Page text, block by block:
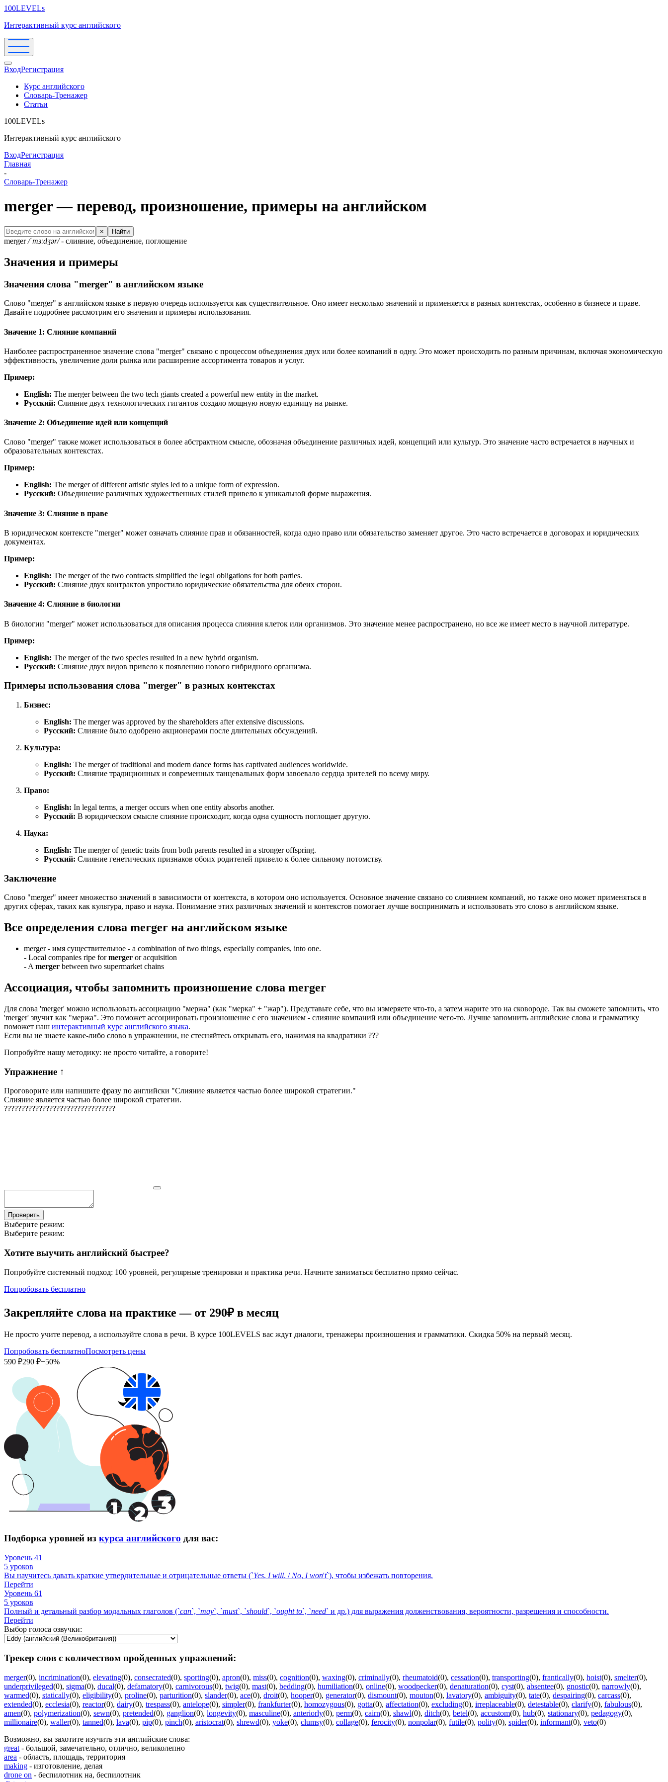
100LEVELs
Интерактивный курс английского
ВходРегистрация
Курс английского
Словарь-Тренажер
Статьи
100LEVELs
Интерактивный курс английского
ВходРегистрация
Главная
-
Словарь-Тренажер
merger — перевод, произношение, примеры на английском
× Найти
merger /ˈmɜːdʒər/- слияние, объединение, поглощение
Значения и примеры
Значения слова "merger" в английском языке
Слово "merger" в английском языке в первую очередь используется как существительное. Оно имеет несколько значений и применяется в разных контекстах, особенно в бизнесе и праве.
Давайте подробнее рассмотрим его значения и примеры использования.
Значение 1: Слияние компаний
Наиболее распространенное значение слова "merger" связано с процессом объединения двух или более компаний в одну. Это может происходить по разным причинам, включая экономическую
эффективность, увеличение доли рынка или расширение ассортимента товаров и услуг.
Пример:
English: The merger between the two tech giants created a powerful new entity in the market.
Русский: Слияние двух технологических гигантов создало мощную новую единицу на рынке.
Значение 2: Объединение идей или концепций
Слово "merger" также может использоваться в более абстрактном смысле, обозначая объединение различных идей, концепций или культур. Это значение часто встречается в научных и
образовательных контекстах.
Пример:
English: The merger of different artistic styles led to a unique form of expression.
Русский: Объединение различных художественных стилей привело к уникальной форме выражения.
Значение 3: Слияние в праве
В юридическом контексте "merger" может означать слияние прав и обязанностей, когда одно право или обязательство заменяет другое. Это часто встречается в договорах и юридических
документах.
Пример:
English: The merger of the two contracts simplified the legal obligations for both parties.
Русский: Слияние двух контрактов упростило юридические обязательства для обеих сторон.
Значение 4: Слияние в биологии
В биологии "merger" может использоваться для описания процесса слияния клеток или организмов. Это значение менее распространено, но все же имеет место в научной литературе.
Пример:
English: The merger of the two species resulted in a new hybrid organism.
Русский: Слияние двух видов привело к появлению нового гибридного организма.
Примеры использования слова "merger" в разных контекстах
Бизнес:
English: The merger was approved by the shareholders after extensive discussions.
Русский: Слияние было одобрено акционерами после длительных обсуждений.
Культура:
English: The merger of traditional and modern dance forms has captivated audiences worldwide.
Русский: Слияние традиционных и современных танцевальных форм завоевало сердца зрителей по всему миру.
Право:
English: In legal terms, a merger occurs when one entity absorbs another.
Русский: В юридическом смысле слияние происходит, когда одна сущность поглощает другую.
Наука:
English: The merger of genetic traits from both parents resulted in a stronger offspring.
Русский: Слияние генетических признаков обоих родителей привело к более сильному потомству.
Заключение
Слово "merger" имеет множество значений в зависимости от контекста, в котором оно используется. Основное значение связано со слиянием компаний, но также оно может применяться в
других сферах, таких как культура, право и наука. Понимание этих различных значений и контекстов помогает лучше воспринимать и использовать это слово в английском языке.
Все определения слова merger на английском языке
merger - имя существительное - a combination of two things, especially companies, into one.
- Local companies ripe formerger or acquisition
- A merger between two supermarket chains
Ассоциация, чтобы запомнить произношение слова merger
Для слова 'merger' можно использовать ассоциацию "мержа" (как "мерка" + "жар"). Представьте себе, что вы измеряете что-то, а затем жарите это на сковороде. Так вы сможете запомнить, что
'merger' звучит как "мержа". Это поможет ассоциировать произношение с его значением - слияние компаний или объединение чего-то. Лучше запомнить английские слова и грамматику
поможет наш интерактивный курс английского языка.
Если вы не знаете какое-либо слово в упражнении, не стесняйтесь открывать его, нажимая на квадратики ???
Попробуйте нашу методику: не просто читайте, а говорите!
Упражнение ↑
Проговорите или напишите фразу по английски "Слияние является частью более широкой стратегии."
Слияние является частью более широкой стратегии.
????????????????????????????????
Проверить
Выберите режим:
Выберите режим:
Хотите выучить английский быстрее?
Попробуйте системный подход: 100 уровней, регулярные тренировки и практика речи. Начните заниматься бесплатно прямо сейчас.
Попробовать бесплатно
Закрепляйте слова на практике — от 290₽ в месяц
Не просто учите перевод, а используйте слова в речи. В курсе 100LEVELS вас ждут диалоги, тренажеры произношения и грамматики. Скидка 50% на первый месяц.
Попробовать бесплатноПосмотреть цены
590 ₽290 ₽−50%
Подборка уровней из курса английского для вас:
Уровень 41
5 уроков
Вы научитесь давать краткие утвердительные и отрицательные ответы (`Yes, I will. / No, I won't`), чтобы избежать повторения.
Перейти
Уровень 61
5 уроков
Полный и детальный разбор модальных глаголов (`can`, `may`, `must`, `should`, `ought to`, `need` и др.) для выражения долженствования, вероятности, разрешения и способности.
Перейти
Выбор голоса озвучки:
Трекер слов с количеством пройденных упражнений:
merger(0), incrimination(0), elevating(0), consecrated(0), sporting(0), apron(0), miss(0), cognition(0), waxing(0), criminally(0), rheumatoid(0), cessation(0), transporting(0), frantically(0), hoist(0), smelter(0),
underprivileged(0), sigma(0), ducal(0), defamatory(0), carnivorous(0), twig(0), mast(0), bedding(0), humiliation(0), online(0), woodpecker(0), denaturation(0), cyst(0), absentee(0), gnostic(0), narrowly(0),
warmed(0), statically(0), eligibility(0), proline(0), parturition(0), slander(0), ace(0), droit(0), hooper(0), generator(0), dismount(0), mouton(0), lavatory(0), ambiguity(0), tate(0), despairing(0), carcass(0),
extended(0), ecclesia(0), reactor(0), dairy(0), trespass(0), antelope(0), simpler(0), frankfurter(0), homozygous(0), gotta(0), affectation(0), excluding(0), irreplaceable(0), detestable(0), clarify(0), fabulous(0),
amen(0), polymerization(0), sewn(0), pretended(0), ganglion(0), longevity(0), masculine(0), anteriorly(0), perm(0), cairn(0), shawl(0), ditch(0), betel(0), accustom(0), hub(0), stationary(0), pedagogy(0),
millionaire(0), waller(0), tanned(0), lava(0), pip(0), pinch(0), aristocrat(0), shrewd(0), yoke(0), clumsy(0), collage(0), ferocity(0), nonpolar(0), futile(0), polity(0), spider(0), informant(0), veto(0)
Возможно, вы захотите изучить эти английские слова:
great - большой, замечательно, отлично, великолепно
area - область, площадь, территория
making - изготовление, делая
drone on - беспилотник на, беспилотник